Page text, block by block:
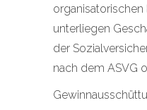
organisatorischen
unterliegen
der
nach dem ASVG